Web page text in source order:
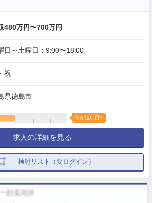
480万円〜700万円
日～土曜日：9:00〜18:00
祝
県徳島市
今が狙い目！
求人の詳細を見る
検討リスト（要ログイン）